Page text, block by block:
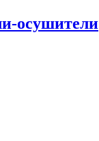
осушители